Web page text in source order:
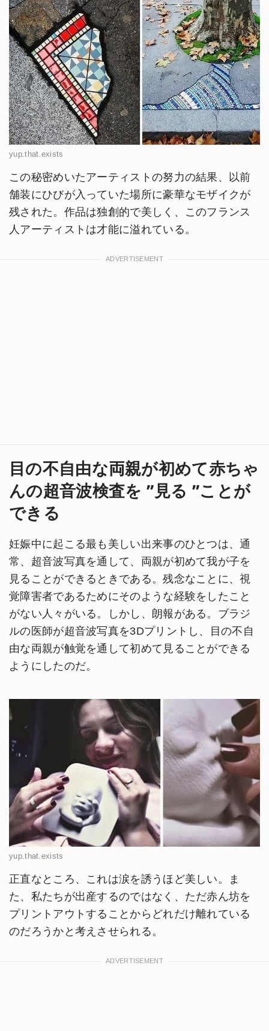
yup.that.exists
この秘密めいたアーティストの努力の結果、以前
舗装にひびが入っていた場所に豪華なモザイクが
残された。作品は独創的で美しく、このフランス
人アーティストは才能に溢れている。
目の不自由な両親が初めて赤ちゃ
んの超音波検査を "見る "ことが
できる
妊娠中に起こる最も美しい出来事のひとつは、通
常、超音波写真を通して、両親が初めて我が子を
見ることができるときである。残念なことに、視
覚障害者であるためにそのような経験をしたこと
がない人々がいる。しかし、朗報がある。ブラジ
ルの医師が超音波写真を3Dプリントし、目の不自
由な両親が触覚を通して初めて見ることができる
ようにしたのだ。
yup.that.exists
正直なところ、これは涙を誘うほど美しい。ま
た、私たちが出産するのではなく、ただ赤ん坊を
プリントアウトすることからどれだけ離れている
のだろうかと考えさせられる。